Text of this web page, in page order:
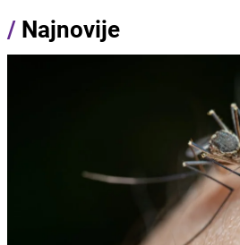
/ Najnovije